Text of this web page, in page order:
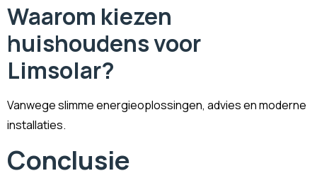
Waarom kiezen
huishoudens voor
Limsolar?
Vanwege slimme energieoplossingen, advies en moderne
installaties.
Conclusie